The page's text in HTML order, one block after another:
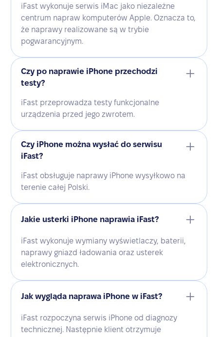
iFast wykonuje serwis iMac jako niezależne
centrum napraw komputerów Apple. Oznacza to,
że naprawy realizowane są w trybie
pogwarancyjnym.
Czy po naprawie iPhone przechodzi
testy?
iFast przeprowadza testy funkcjonalne
urządzenia przed jego zwrotem.
Czy iPhone można wysłać do serwisu
iFast?
iFast obsługuje naprawy iPhone wysyłkowo na
terenie całej Polski.
Jakie usterki iPhone naprawia iFast?
iFast wykonuje wymiany wyświetlaczy, baterii,
naprawy gniazd ładowania oraz usterek
elektronicznych.
Jak wygląda naprawa iPhone w iFast?
iFast rozpoczyna serwis iPhone od diagnozy
technicznej. Następnie klient otrzymuje